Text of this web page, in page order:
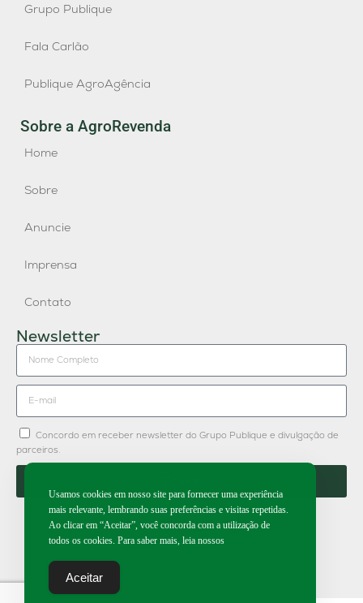
Grupo Publique
Fala Carlão
Publique AgroAgência
Sobre a AgroRevenda
Home
Sobre
Anuncie
Imprensa
Contato
Newsletter
Concordo em receber newsletter do Grupo Publique e divulgação de
parceiros.
2026 | Todos os direitos reservados.
Usamos cookies em nosso site para fornecer uma experiência
mais relevante, lembrando suas preferências e visitas repetidas.
Ao clicar em “Aceitar”, você concorda com a utilização de
todos os cookies. Para saber mais, leia nossos
Aceitar